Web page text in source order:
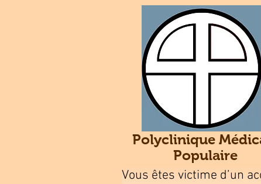
Polyclinique
Populaire
Vous êtes victime d’un